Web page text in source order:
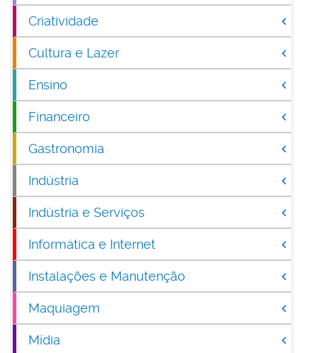
Criatividade
Cultura e Lazer
Ensino
Financeiro
Gastronomia
Indústria
Indústria e Serviços
Informática e Internet
Instalações e Manutenção
Maquiagem
Mídia